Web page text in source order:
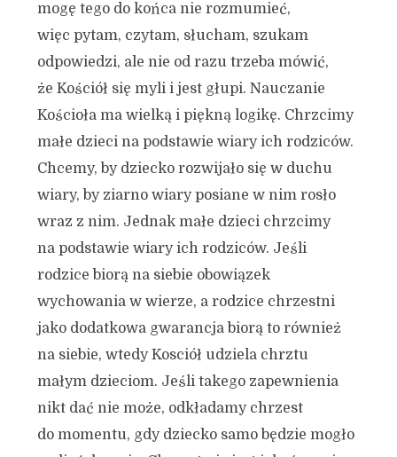
mogę tego do końca nie rozmumieć,
więc pytam, czytam, słucham, szukam
odpowiedzi, ale nie od razu trzeba mówić,
że Kościół się myli i jest głupi. Nauczanie
Kościoła ma wielką i piękną logikę. Chrzcimy
małe dzieci na podstawie wiary ich rodziców.
Chcemy, by dziecko rozwijało się w duchu
wiary, by ziarno wiary posiane w nim rosło
wraz z nim. Jednak małe dzieci chrzcimy
na podstawie wiary ich rodziców. Jeśli
rodzice biorą na siebie obowiązek
wychowania w wierze, a rodzice chrzestni
jako dodatkowa gwarancja biorą to również
na siebie, wtedy Kosciół udziela chrztu
małym dzieciom. Jeśli takego zapewnienia
nikt dać nie może, odkładamy chrzest
do momentu, gdy dziecko samo będzie mogło